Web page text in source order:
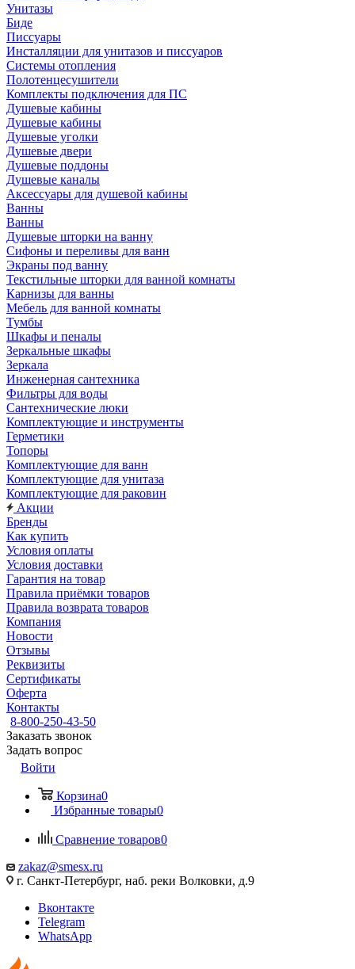
Унитазы
Биде
Писсуары
Инсталляции для унитазов и писсуаров
Системы отопления
Полотенцесушители
Комплекты подключения для ПС
Душевые кабины
Душевые кабины
Душевые уголки
Душевые двери
Душевые поддоны
Душевые каналы
Аксессуары для душевой кабины
Ванны
Ванны
Душевые шторки на ванну
Сифоны и переливы для ванн
Экраны под ванну
Текстильные шторки для ванной комнаты
Карнизы для ванны
Мебель для ванной комнаты
Тумбы
Шкафы и пеналы
Зеркальные шкафы
Зеркала
Инженерная сантехника
Фильтры для воды
Сантехнические люки
Комплектующие и инструменты
Герметики
Топоры
Комплектующие для ванн
Комплектующие для унитаза
Комплектующие для раковин
Акции
Бренды
Как купить
Условия оплаты
Условия доставки
Гарантия на товар
Правила приёмки товаров
Правила возврата товаров
Компания
Новости
Отзывы
Реквизиты
Сертификаты
Оферта
Контакты
8-800-250-43-50
Заказать звонок
Задать вопрос
Войти
Корзина0
Избранные товары0
Сравнение товаров0
zakaz@smesx.ru
г. Санкт-Петербург, наб. реки Волковки, д.9
Вконтакте
Telegram
WhatsApp